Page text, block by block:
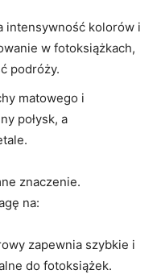
intensywność kolorów ‍i
w fotoksiążkach,
podróży.
matowego ⁢i
połysk, a
znaczenie.
na:
zapewnia szybkie i
do ⁢fotoksiążek.